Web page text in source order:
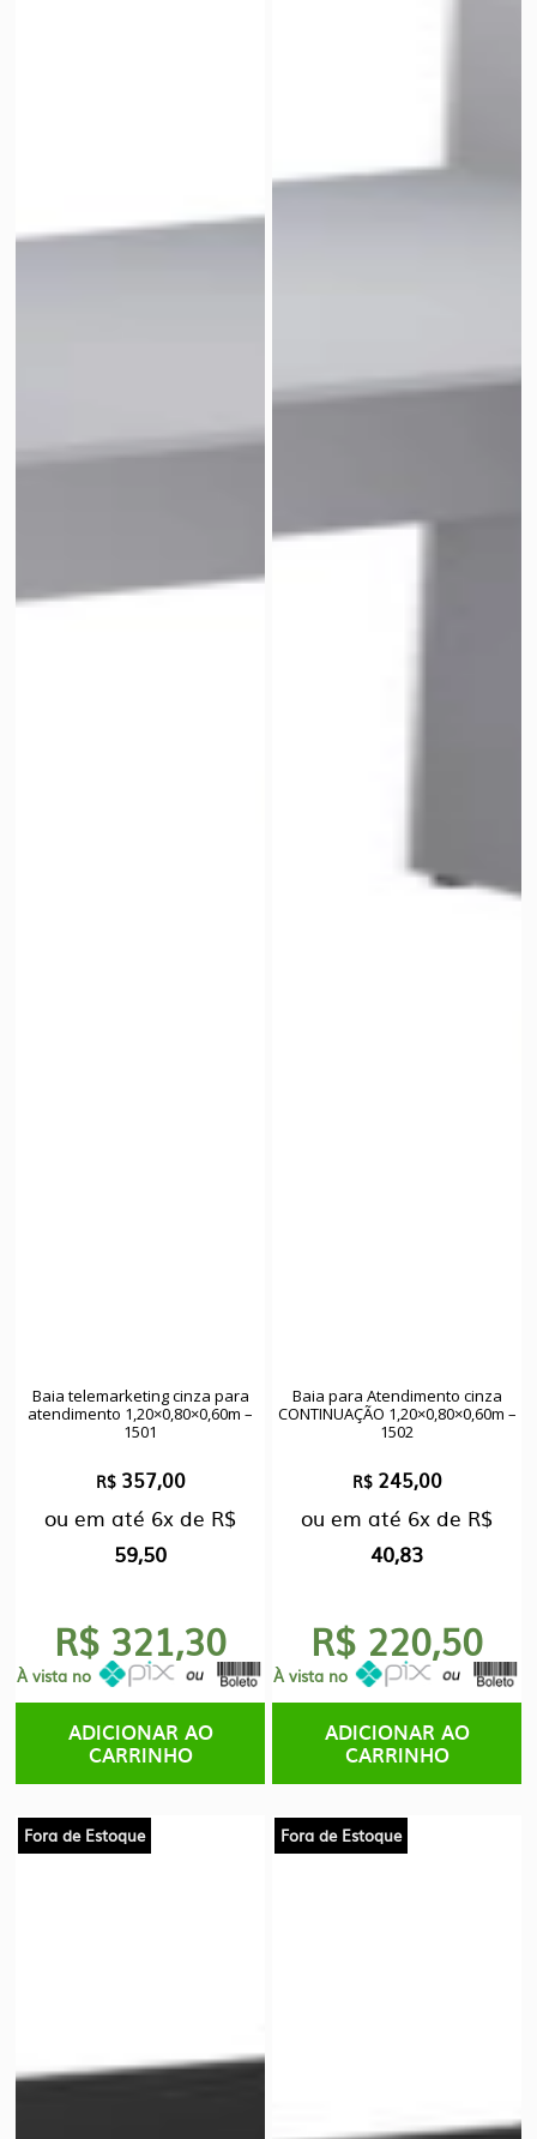
Baia telemarketing cinza para
atendimento 1,20×0,80×0,60m –
1501
R$ 357,00
ou em até 6x de R$
59,50
R$ 321,30
À vista no
ADICIONAR AO
CARRINHO
Baia para Atendimento cinza
CONTINUAÇÃO 1,20×0,80×0,60m –
1502
R$ 245,00
ou em até 6x de R$
40,83
R$ 220,50
À vista no
ADICIONAR AO
CARRINHO
Fora de Estoque Fora de Estoque